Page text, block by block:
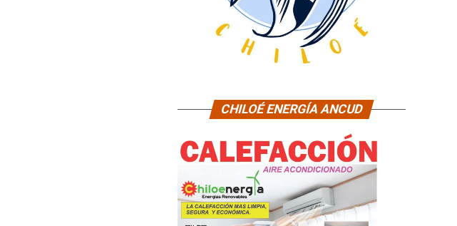
CHILOÉ ENERGÍA ANCUD